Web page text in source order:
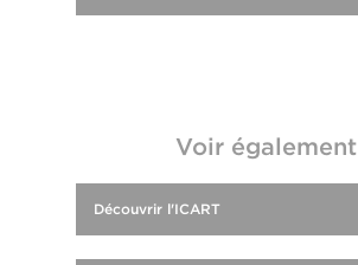
Voir également
Découvrir l'ICART